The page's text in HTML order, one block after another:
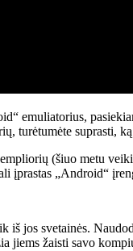
emuliatorius,
turėtumėte suprasti,
(šiuo metu
įprastas „Android“
iš jos svetainės.
jiems žaisti savo